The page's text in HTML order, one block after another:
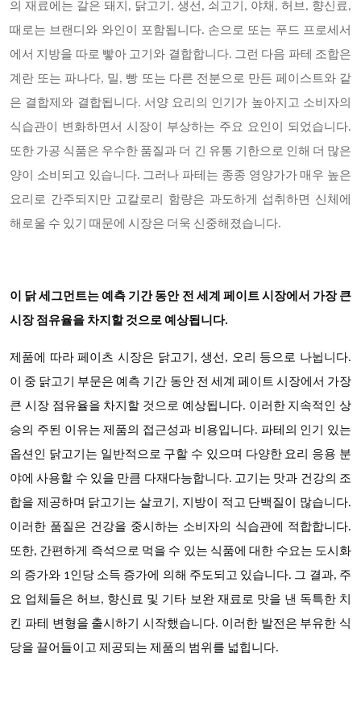
의 재료에는 갈은 돼지, 닭고기, 생선, 쇠고기, 야채, 허브, 향신료,
때로는 브랜디와 와인이 포함됩니다. 손으로 또는 푸드 프로세서
에서 지방을 따로 빻아 고기와 결합합니다. 그런 다음 파테 조합은
계란 또는 파나다, 밀, 빵 또는 다른 전분으로 만든 페이스트와 같
은 결합제와 결합됩니다. 서양 요리의 인기가 높아지고 소비자의
식습관이 변화하면서 시장이 부상하는 주요 요인이 되었습니다.
또한 가공 식품은 우수한 품질과 더 긴 유통 기한으로 인해 더 많은
양이 소비되고 있습니다. 그러나 파테는 종종 영양가가 매우 높은
요리로 간주되지만 고칼로리 함량은 과도하게 섭취하면 신체에
해로울 수 있기 때문에 시장은 더욱 신중해졌습니다.
이 닭세그먼트는 예측 기간 동안 전 세계 페이트 시장에서 가장 큰
시장 점유율을 차지할 것으로 예상됩니다.
제품에 따라페이츠 시장은 닭고기, 생선, 오리 등으로 나뉩니다.
이 중 닭고기 부문은 예측 기간 동안 전 세계 페이트 시장에서 가장
큰 시장 점유율을 차지할 것으로 예상됩니다. 이러한 지속적인 상
승의 주된 이유는 제품의 접근성과 비용입니다. 파테의 인기 있는
옵션인 닭고기는 일반적으로 구할 수 있으며 다양한 요리 응용 분
야에 사용할 수 있을 만큼 다재다능합니다. 고기는 맛과 건강의 조
합을 제공하며 닭고기는 살코기, 지방이 적고 단백질이 많습니다.
이러한 품질은 건강을 중시하는 소비자의 식습관에 적합합니다.
또한, 간편하게 즉석으로 먹을 수 있는 식품에 대한 수요는 도시화
의 증가와 1인당 소득 증가에 의해 주도되고 있습니다. 그 결과, 주
요 업체들은 허브, 향신료 및 기타 보완 재료로 맛을 낸 독특한 치
킨 파테 변형을 출시하기 시작했습니다. 이러한 발전은 부유한 식
당을 끌어들이고 제공되는 제품의 범위를 넓힙니다.